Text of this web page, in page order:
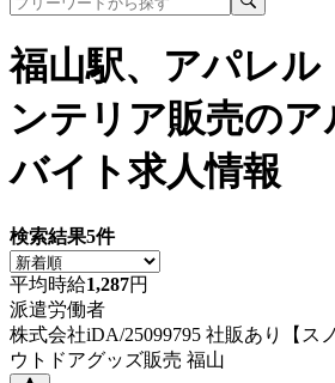
福山駅、アパレル
ンテリア販売のア
バイト求人情報
検索結果5件
平均時給1,287円
派遣労働者
株式会社iDA/25099795 社販あり【ス
ウトドアグッズ販売 福山